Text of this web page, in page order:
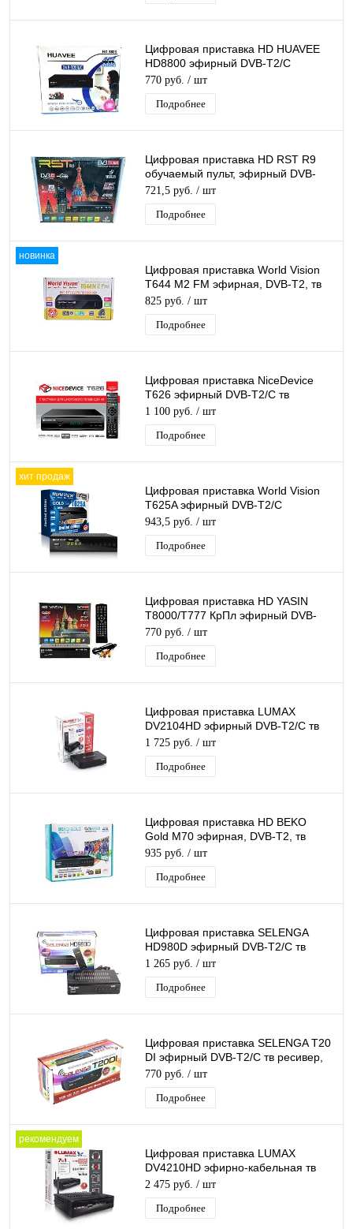
Цифровая приставка HD HUAVEE
HD8800 эфирный DVB-T2/C
ресивер бесплатного тв,
тюнер,цифровой приёмник
770 руб. / шт
Подробнее
Цифровая приставка HD RST R9
обучаемый пульт, эфирный DVB-
T2/C тв ресивер бесплатное тв
721,5 руб. / шт
Подробнее
новинка
Цифровая приставка World Vision
T644 M2 FM эфирная, DVB-T2, тв
бесплатно, тюнер, ресивер,
приемник
825 руб. / шт
Подробнее
Цифровая приставка NiceDevice
T626 эфирный DVB-T2/C тв
приставка бесплатное тв тюнер
медиаплеер
1 100 руб. / шт
Подробнее
хит продаж
Цифровая приставка World Vision
T625A эфирный DVB-T2/C
приставка бесплатное тв TV-тюнер
медиаплеер
943,5 руб. / шт
Подробнее
Цифровая приставка HD YASIN
T8000/T777 КрПл эфирный DVB-
T2, тв ресивер,тв
бесплатно,тюнер,приёмник
770 руб. / шт
Подробнее
Цифровая приставка LUMAX
DV2104HD эфирный DVB-T2/C тв
ресивер бесплатное тв TV-тюнер
медиаплеер IPTV
1 725 руб. / шт
Подробнее
Цифровая приставка HD BEKO
Gold M70 эфирная, DVB-T2, тв
бесплатно, тюнер, ресивер,
приемник
935 руб. / шт
Подробнее
Цифровая приставка SELENGA
HD980D эфирный DVB-T2/C тв
ресивер, тюнер бесплатного IPTV,
медиаплеер
1 265 руб. / шт
Подробнее
Цифровая приставка SELENGA T20
DI эфирный DVB-T2/C тв ресивер,
тюнер бесплатного IPTV,
медиаплеер
770 руб. / шт
Подробнее
рекомендуем
Цифровая приставка LUMAX
DV4210HD эфирно-кабельная тв
приставка медиаплеер с Wi-Fi и
Bluetooth
2 475 руб. / шт
Подробнее